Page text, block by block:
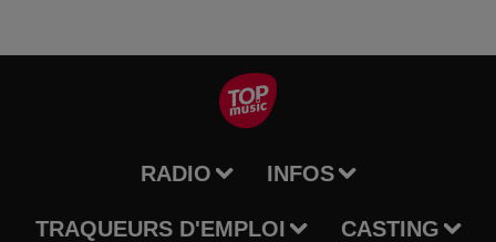
RADIO INFOS
TRAQUEURS D'EMPLOI CASTING